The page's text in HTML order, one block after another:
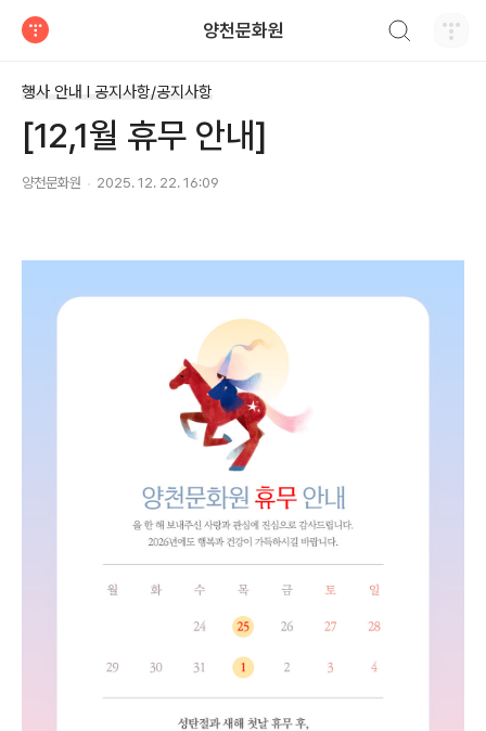
양천문화원
행사 안내 Ι 공지사항/공지사항
[12,1월 휴무 안내]
양천문화원 2025. 12. 22. 16:09